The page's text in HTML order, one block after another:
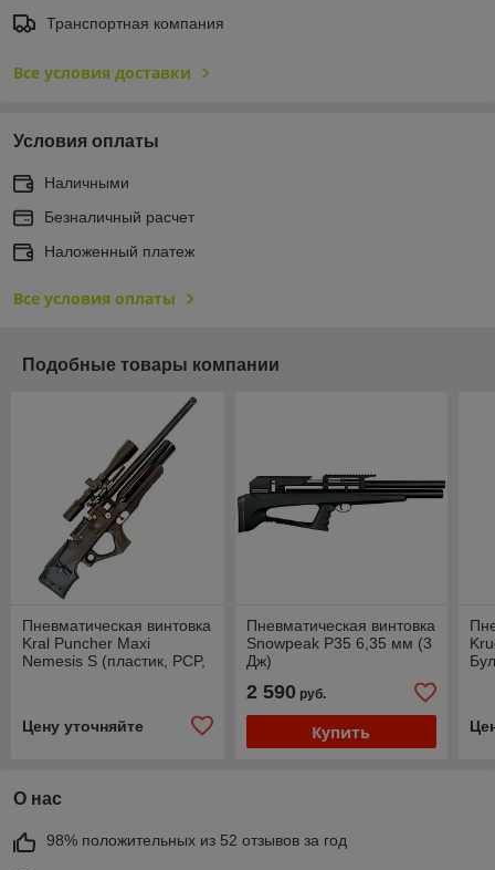
Транспортная компания
Все условия доставки
Условия оплаты
Наличными
Безналичный расчет
Наложенный платеж
Все условия оплаты
Подобные товары компании
Пневматическая винтовка
Kral Puncher Maxi
Nemesis S (пластик, PCP,
Цену уточняйте
Пневматическая винтовка
Snowpeak P35 6,35 мм (3
Дж)
2 590руб.
Купить
О нас
98% положительных из 52 отзывов за год